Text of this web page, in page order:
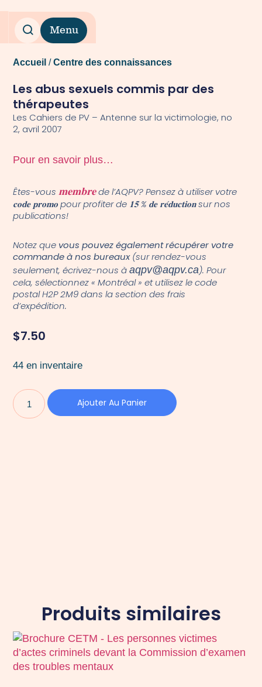
Menu
Accueil /Centre des connaissances
Les abus sexuels commis par des
thérapeutes
Les Cahiers de PV – Antenne sur la victimologie, no
2, avril 2007
Pour en savoir plus…
Êtes-vous𝐦𝐞𝐦𝐛𝐫𝐞de l’AQPV? Pensez à utiliser votre
𝐜𝐨𝐝𝐞 𝐩𝐫𝐨𝐦𝐨 pour profiter de 𝟏𝟓 % 𝐝𝐞 𝐫𝐞́𝐝𝐮𝐜𝐭𝐢𝐨𝐧 sur nos
publications!
Notez que vous pouvez également récupérer votre
commande à nos bureaux(sur rendez-vous
seulement, écrivez-nous àaqpv@aqpv.ca). Pour
cela, sélectionnez « Montréal » et utilisez le code
postal H2P 2M9 dans la section des frais
d’expédition.
$7.50
44 en inventaire
Ajouter Au Panier
Produits similaires